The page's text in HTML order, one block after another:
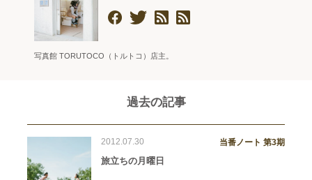
写真館 TORUTOCO（トルトコ）店主。
過去の記事
2012.07.30 当番ノート 第3期
旅立ちの月曜日